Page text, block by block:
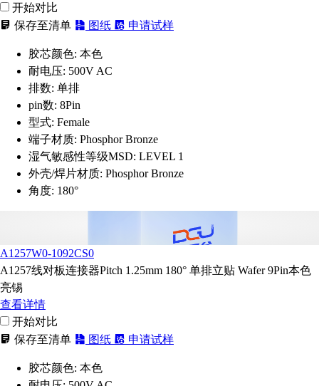
开始对比
保存至清单
图纸 申请试样
胶芯颜色: 本色
耐电压: 500V AC
排数: 单排
pin数: 8Pin
型式: Female
端子材质: Phosphor Bronze
湿气敏感性等级MSD: LEVEL 1
外壳/焊片材质: Phosphor Bronze
角度: 180°
A1257W0-1092CS0
A1257线对板连接器Pitch 1.25mm 180° 单排立贴 Wafer 9Pin本色
亮锡
查看详情
开始对比
保存至清单
图纸 申请试样
胶芯颜色: 本色